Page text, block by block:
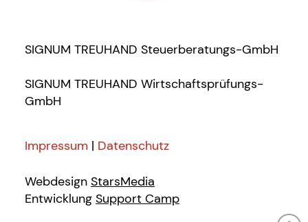
SIGNUM TREUHAND Steuerberatungs-GmbH
SIGNUM TREUHAND Wirtschaftsprüfungs-
GmbH
Impressum | Datenschutz
Webdesign StarsMedia
Entwicklung Support Camp